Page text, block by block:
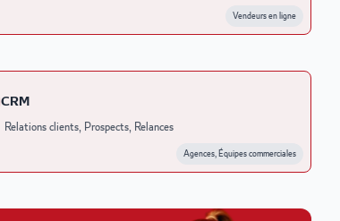
Vendeurs en ligne
CRM
Relations clients, Prospects, Relances
Agences, Équipes commerciales